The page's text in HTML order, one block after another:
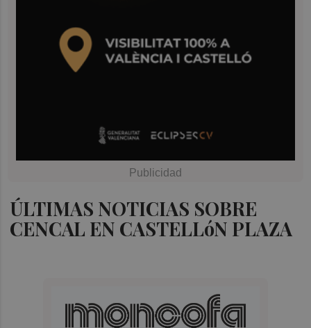
ÚLTIMAS NOTICIAS SOBRE
CENCAL EN CASTELLóN PLAZA